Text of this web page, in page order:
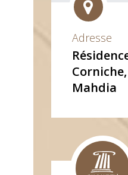
Adresse
Mahdia